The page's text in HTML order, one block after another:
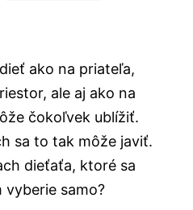
ako na priateľa,
ale aj ako na
čokoľvek ublížiť.
sa to tak môže javiť.
dieťaťa, ktoré sa
vyberie samo?